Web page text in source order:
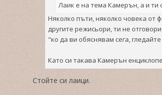
Лаик е на тема Камерън, а и
Няколко пъти, няколко човека от
другите режисьори, ти не
"ко да ви обяснявам сега,
Като си такава Камерън
Стойте си лаици.